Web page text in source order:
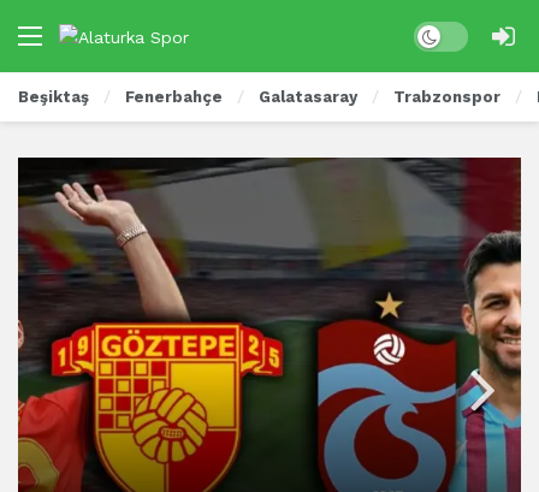
Beşiktaş Fenerbahçe Galatasaray Trabzonspor